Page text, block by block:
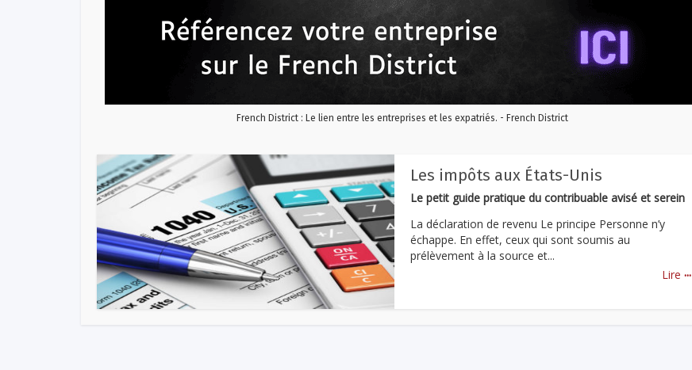
French District : Le lien entre les entreprises et les expatriés. - French District
Les impôts aux États-Unis
Le petit guide pratique du contribuable avisé et serein
La déclaration de revenu Le principe Personne n’y
échappe. En effet, ceux qui sont soumis au
prélèvement à la source et...
Lire ...